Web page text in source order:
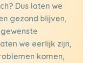
Dus laten we
gezond blijven,
we eerlijk zijn,
komen,